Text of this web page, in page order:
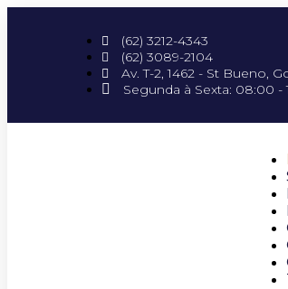
(62) 3212-4343
(62) 3089-2104
Av. T-2, 1462 - St Bueno,
Segunda à Sexta: 08:00 -